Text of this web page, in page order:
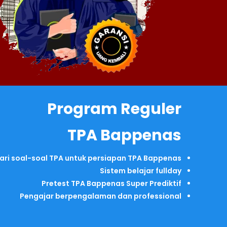
Program Reguler
TPA Bappenas
soal-soal TPA untuk persiapan TPA Bappenas
Sistem belajar fullday
Pretest TPA Bappenas Super Prediktif
Pengajar berpengalaman dan professional